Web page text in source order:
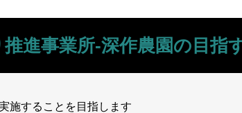
進事業所-深作農園の目指
施することを目指します